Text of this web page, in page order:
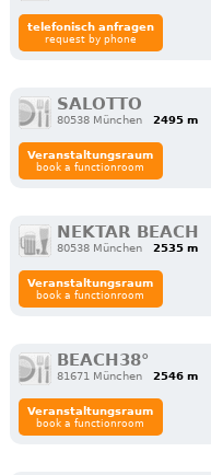
telefonisch anfragen
request by phone
SALOTTO
80538 München 2495 m
Veranstaltungsraum
book a functionroom
NEKTAR BEACH
80538 München 2535 m
Veranstaltungsraum
book a functionroom
BEACH38°
81671 München 2546 m
Veranstaltungsraum
book a functionroom